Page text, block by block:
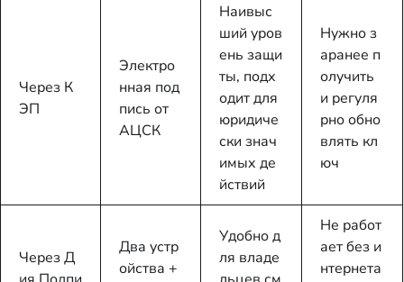
Через К
ЭП
Электро
нная под
пись от
АЦСК
Наивыс
ший уров
ень защи
ты, подх
одит для
юридиче
ски знач
имых де
йствий
Нужно з
аранее п
олучить
и регуля
рно обно
влять кл
юч
Через Д
Два устр
ойства +
Удобно д
ля владе
Не работ
ает без и
нтернета